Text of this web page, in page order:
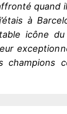
quand
à
icône
champions